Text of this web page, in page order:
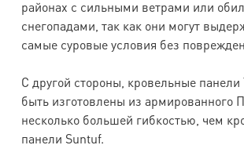
районах с сильными ветрами или
снегопадами, так как они могут
самые суровые условия без
С другой стороны, кровельные панели
быть изготовлены из армированного
несколько большей гибкостью, чем
панели Suntuf.